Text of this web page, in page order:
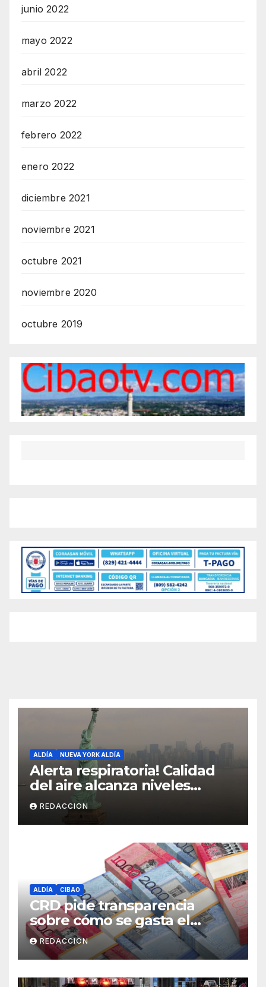
junio 2022
mayo 2022
abril 2022
marzo 2022
febrero 2022
enero 2022
diciembre 2021
noviembre 2021
octubre 2021
noviembre 2020
octubre 2019
ALDÍA NUEVA YORK ALDÍA
Alerta respiratoria! Calidad
del aire alcanza niveles
peligrosos en NYC
REDACCION
ALDÍA CIBAO
CRD pide transparencia
sobre cómo se gasta el
dinero del Seguro Familiar de
Salud
REDACCION